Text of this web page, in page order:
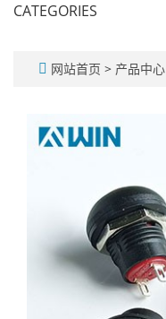
CATEGORIES
网站首页 > 产品中心